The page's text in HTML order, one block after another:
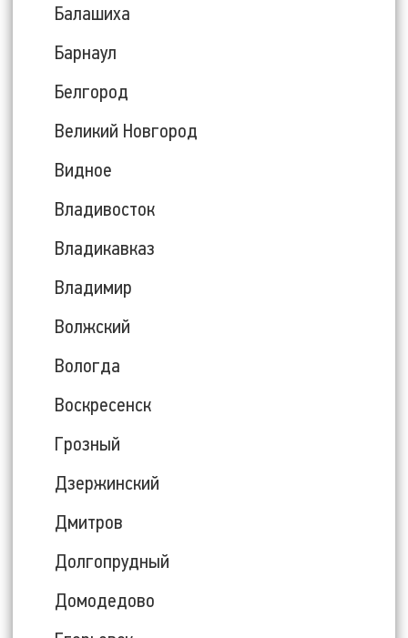
Балашиха
Барнаул
Белгород
Великий Новгород
Видное
Владивосток
Владикавказ
Владимир
Волжский
Вологда
Воскресенск
Грозный
Дзержинский
Дмитров
Долгопрудный
Домодедово